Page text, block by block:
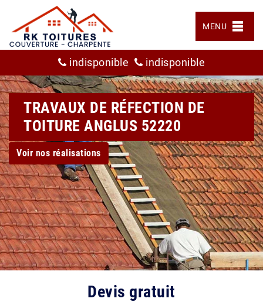
MENU
indisponible indisponible
TRAVAUX DE RÉFECTION DE
TOITURE ANGLUS 52220
Voir nos réalisations
Devis gratuit